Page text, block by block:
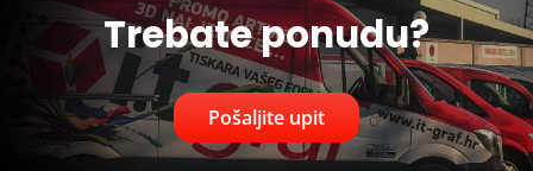
Trebate ponudu?
Pošaljite upit